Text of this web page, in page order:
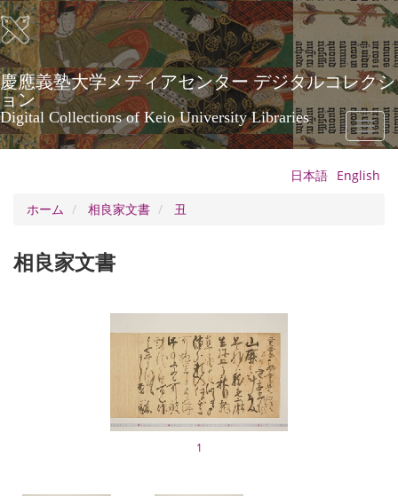
メ
イ
ン
コ
ン
テ
ン
ツ
に
慶應義塾大学メディアセンター デジタルコレクシ
ョン
Digital Collections of Keio University Libraries
Toggle
日本語 English
ホーム
相良家文書 丑
相良家文書
1